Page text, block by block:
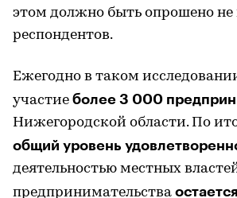
этом должно быть опрошено не
респондентов.
Ежегодно в таком
участие более 3 000
Нижегородской области. По
общий уровень
деятельностью местных
предпринимательства